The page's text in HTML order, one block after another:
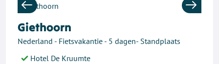
Previous Next
Giethoorn
Nederland - Fietsvakantie - 5 dagen- Standplaats
Hotel De Kruumte